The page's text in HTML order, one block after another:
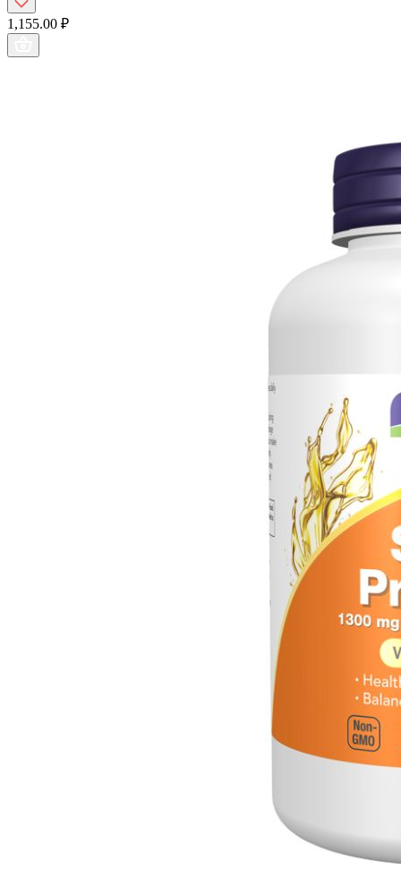
1,155.00 ₽